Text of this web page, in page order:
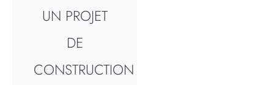
UN PROJET
DE
CONSTRUCTION